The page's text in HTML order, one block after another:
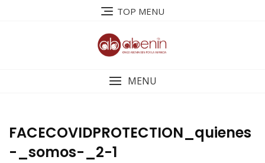
TOP MENU
MENU
FACECOVIDPROTECTION_quienes
-_somos-_2-1